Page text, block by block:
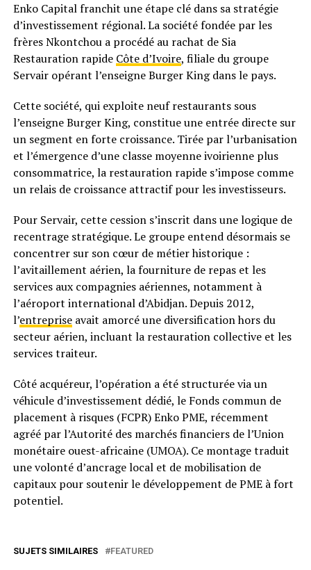
Enko Capital franchit une étape clé dans sa stratégie
d’investissement régional. La société fondée par les
frères Nkontchou a procédé au rachat de Sia
Restauration rapide Côte d’Ivoire, filiale du groupe
Servair opérant l’enseigne Burger King dans le pays.
Cette société, qui exploite neuf restaurants sous
l’enseigne Burger King, constitue une entrée directe sur
un segment en forte croissance. Tirée par l’urbanisation
et l’émergence d’une classe moyenne ivoirienne plus
consommatrice, la restauration rapide s’impose comme
un relais de croissance attractif pour les investisseurs.
Pour Servair, cette cession s’inscrit dans une logique de
recentrage stratégique. Le groupe entend désormais se
concentrer sur son cœur de métier historique :
l’avitaillement aérien, la fourniture de repas et les
services aux compagnies aériennes, notamment à
l’aéroport international d’Abidjan. Depuis 2012,
l’entrepriseavait amorcé une diversification hors du
secteur aérien, incluant la restauration collective et les
services traiteur.
Côté acquéreur, l’opération a été structurée via un
véhicule d’investissement dédié, le Fonds commun de
placement à risques (FCPR) Enko PME, récemment
agréé par l’Autorité des marchés financiers de l’Union
monétaire ouest-africaine (UMOA). Ce montage traduit
une volonté d’ancrage local et de mobilisation de
capitaux pour soutenir le développement de PME à fort
potentiel.
SUJETS SIMILAIRES FEATURED